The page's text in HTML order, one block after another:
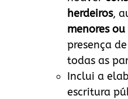
herdeiros,
menores
presença
todas as
Inclui a
escritura